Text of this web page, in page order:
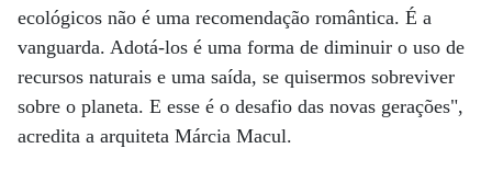
ecológicos não é uma recomendação romântica. É a
vanguarda. Adotá-los é uma forma de diminuir o uso de
recursos naturais e uma saída, se quisermos sobreviver
sobre o planeta. E esse é o desafio das novas gerações",
acredita a arquiteta Márcia Macul.